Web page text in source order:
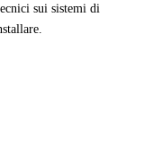
sui sistemi di